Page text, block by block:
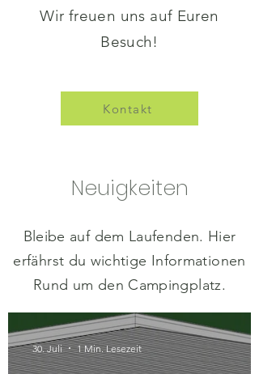
Wir freuen uns auf Euren
Besuch!
Kontakt
Neuigkeiten
Bleibe auf dem Laufenden. Hier
erfährst du wichtige Informationen
Rund um den Campingplatz.
30. Juli 1 Min. Lesezeit